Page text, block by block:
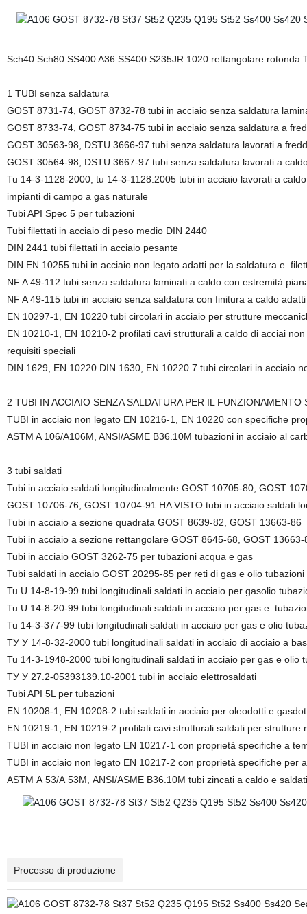
Sch40 Sch80 SS400 A36 SS400 S235JR 1020 rettangolare rotonda
1 TUBI senza saldatura
GOST 8731-74, GOST 8732-78 tubi in acciaio senza saldatura
GOST 8733-74, GOST 8734-75 tubi in acciaio senza saldatura a
GOST 30563-98, DSTU 3666-97 tubi senza saldatura lavorati a
GOST 30564-98, DSTU 3667-97 tubi senza saldatura lavorati a
Tu 14-3-1128-2000, tu 14-3-1128:2005 tubi in acciaio lavorati a
impianti di campo a gas naturale
Tubi API Spec 5 per tubazioni
Tubi filettati in acciaio di peso medio DIN 2440
DIN 2441 tubi filettati in acciaio pesante
DIN EN 10255 tubi in acciaio non legato adatti per la saldatura e.
NF A 49-112 tubi senza saldatura laminati a caldo con estremità
NF A 49-115 tubi in acciaio senza saldatura con finitura a caldo
EN 10297-1, EN 10220 tubi circolari in acciaio per strutture
EN 10210-1, EN 10210-2 profilati cavi strutturali a caldo di acciai
requisiti speciali
DIN 1629, EN 10220 DIN 1630, EN 10220 7 tubi circolari in acciaio
2 TUBI IN ACCIAIO SENZA SALDATURA PER IL FUNZIONAMENTO
TUBI in acciaio non legato EN 10216-1, EN 10220 con specifiche
ASTM A 106/A106M, ANSI/ASME B36.10M tubazioni in acciaio al
3 tubi saldati
Tubi in acciaio saldati longitudinalmente GOST 10705-80, GOST
GOST 10706-76, GOST 10704-91 HA VISTO tubi in acciaio saldati
Tubi in acciaio a sezione quadrata GOST 8639-82, GOST 13663-86
Tubi in acciaio a sezione rettangolare GOST 8645-68, GOST 13663-
Tubi in acciaio GOST 3262-75 per tubazioni acqua e gas
Tubi saldati in acciaio GOST 20295-85 per reti di gas e olio tubazioni
Tu U 14-8-19-99 tubi longitudinali saldati in acciaio per gasolio
Tu U 14-8-20-99 tubi longitudinali saldati in acciaio per gas e.
Tu 14-3-377-99 tubi longitudinali saldati in acciaio per gas e olio
ТУ У 14-8-32-2000 tubi longitudinali saldati in acciaio di acciaio a
Tu 14-3-1948-2000 tubi longitudinali saldati in acciaio per gas e olio
ТУ У 27.2-05393139.10-2001 tubi in acciaio elettrosaldati
Tubi API 5L per tubazioni
EN 10208-1, EN 10208-2 tubi saldati in acciaio per oleodotti e
EN 10219-1, EN 10219-2 profilati cavi strutturali saldati per strutture
TUBI in acciaio non legato EN 10217-1 con proprietà specifiche a
TUBI in acciaio non legato EN 10217-2 con proprietà specifiche per
ASTM А 53/А 53М, ANSI/ASME B36.10M tubi zincati a caldo e
Processo di produzione